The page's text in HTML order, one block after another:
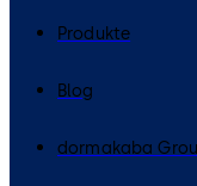
Produkte
Blog
dormakaba